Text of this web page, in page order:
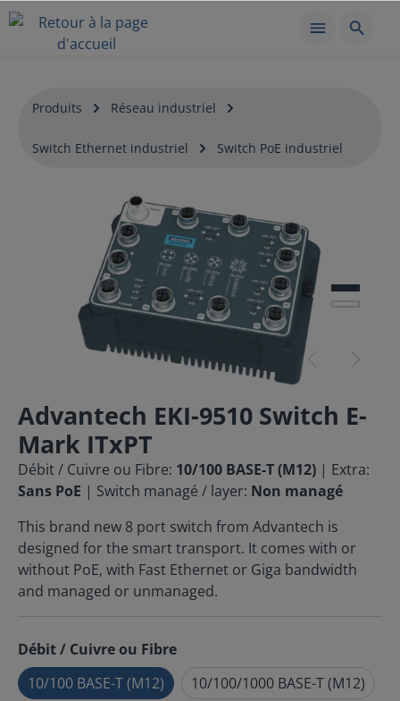
Produits Réseau industriel
Switch Ethernet industriel Switch PoE industriel
Advantech EKI-9510 Switch E-
Mark ITxPT
Débit / Cuivre ou Fibre: 10/100 BASE-T (M12) | Extra:
Sans PoE | Switch managé / layer: Non managé
This brand new 8 port switch from Advantech is
designed for the smart transport. It comes with or
without PoE, with Fast Ethernet or Giga bandwidth
and managed or unmanaged.
Débit / Cuivre ou Fibre
10/100 BASE-T (M12)
10/100/1000 BASE-T (M12)